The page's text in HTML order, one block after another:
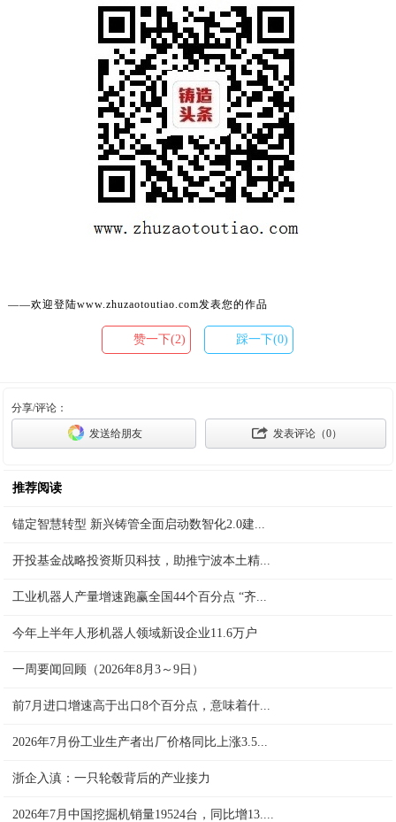
——欢迎登陆www.zhuzaotoutiao.com发表您的作品
赞一下(2) 踩一下(0)
分享/评论：
发送给朋友 发表评论（0）
推荐阅读
锚定智慧转型 新兴铸管全面启动数智化2.0建...
开投基金战略投资斯贝科技，助推宁波本土精...
工业机器人产量增速跑赢全国44个百分点 “齐...
今年上半年人形机器人领域新设企业11.6万户
一周要闻回顾（2026年8月3～9日）
前7月进口增速高于出口8个百分点，意味着什...
2026年7月份工业生产者出厂价格同比上涨3.5...
浙企入滇：一只轮毂背后的产业接力
2026年7月中国挖掘机销量19524台，同比增13....